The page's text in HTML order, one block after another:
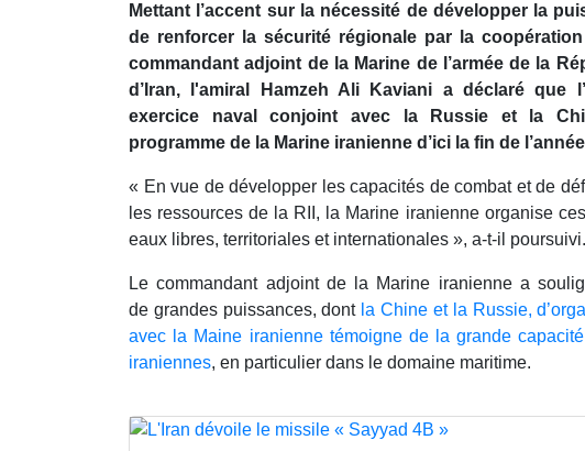
Mettant l’accent sur la nécessité de développer la
de renforcer la sécurité régionale par la
commandant adjoint de la Marine de l’armée de la
d’Iran, l'amiral Hamzeh Ali Kaviani a déclaré que
exercice naval conjoint avec la Russie et la
programme de la Marine iranienne d’ici la fin de
« En vue de développer les capacités de combat et de
les ressources de la RII, la Marine iranienne organise
eaux libres, territoriales et internationales », a-t-il poursuivi.
Le commandant adjoint de la Marine iranienne a
de grandes puissances, dont la Chine et la Russie,
avec la Maine iranienne témoigne de la grande
iraniennes, en particulier dans le domaine maritime.